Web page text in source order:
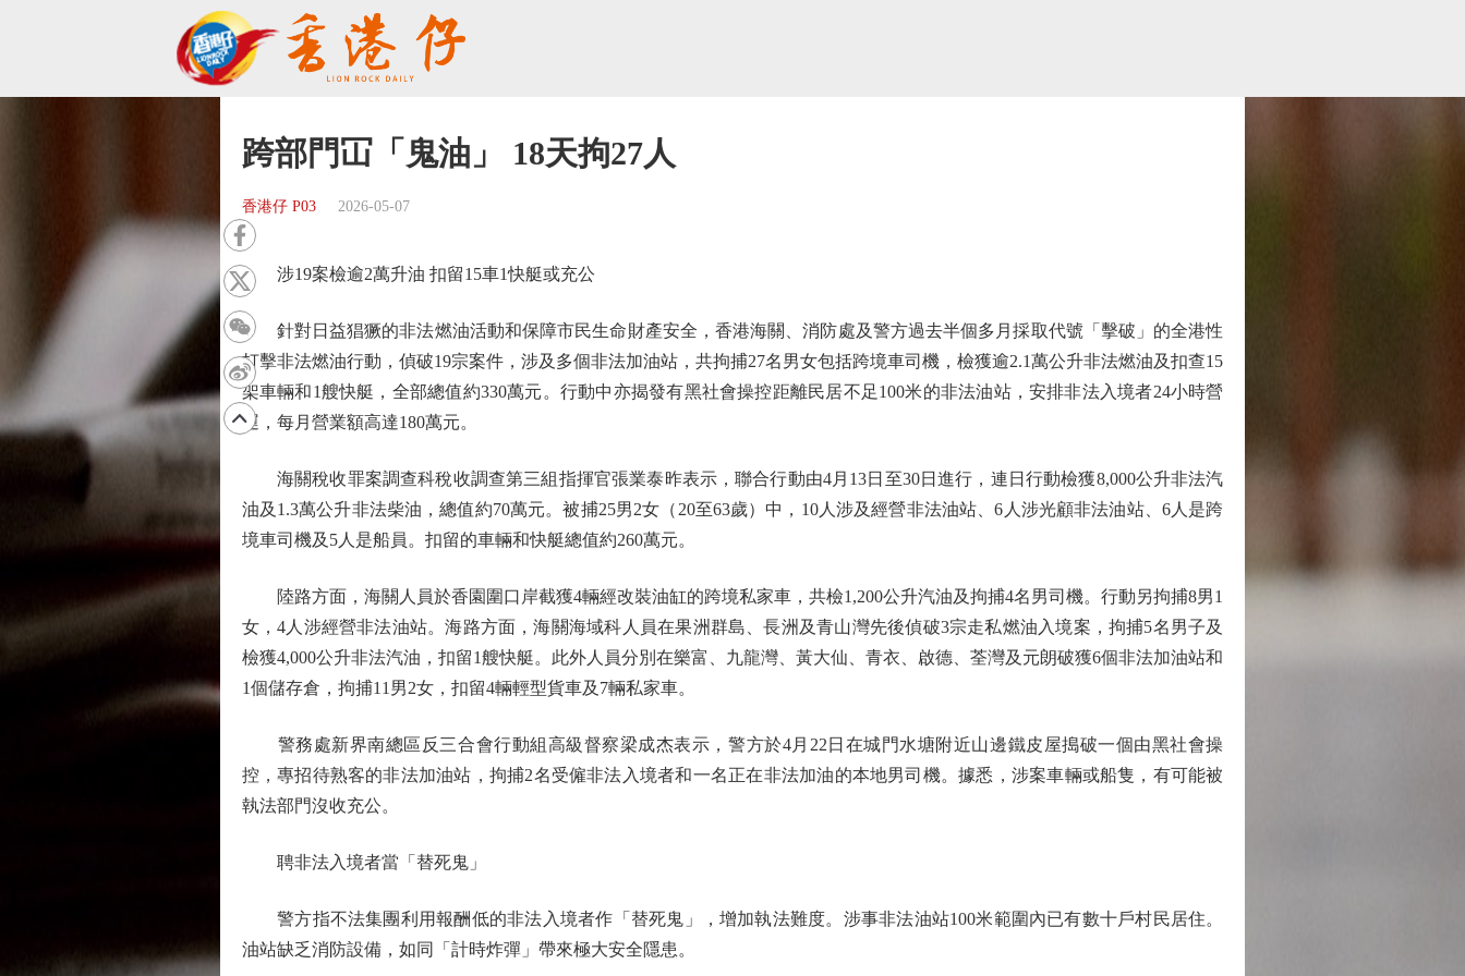
跨部門冚「鬼油」 18天拘27人
香港仔 P03 2026-05-07
涉19案檢逾2萬升油 扣留15車1快艇或充公
針對日益猖獗的非法燃油活動和保障市民生命財產安全，香港海關、消防處及警方過去半個多月採取代號「擊破」的全港性
打擊非法燃油行動，偵破19宗案件，涉及多個非法加油站，共拘捕27名男女包括跨境車司機，檢獲逾2.1萬公升非法燃油及扣查15
架車輛和1艘快艇，全部總值約330萬元。行動中亦揭發有黑社會操控距離民居不足100米的非法油站，安排非法入境者24小時營
運，每月營業額高達180萬元。
海關稅收罪案調查科稅收調查第三組指揮官張業泰昨表示，聯合行動由4月13日至30日進行，連日行動檢獲8,000公升非法汽
油及1.3萬公升非法柴油，總值約70萬元。被捕25男2女（20至63歲）中，10人涉及經營非法油站、6人涉光顧非法油站、6人是跨
境車司機及5人是船員。扣留的車輛和快艇總值約260萬元。
陸路方面，海關人員於香園圍口岸截獲4輛經改裝油缸的跨境私家車，共檢1,200公升汽油及拘捕4名男司機。行動另拘捕8男1
女，4人涉經營非法油站。海路方面，海關海域科人員在果洲群島、長洲及青山灣先後偵破3宗走私燃油入境案，拘捕5名男子及
檢獲4,000公升非法汽油，扣留1艘快艇。此外人員分別在樂富、九龍灣、黃大仙、青衣、啟德、荃灣及元朗破獲6個非法加油站和
1個儲存倉，拘捕11男2女，扣留4輛輕型貨車及7輛私家車。
警務處新界南總區反三合會行動組高級督察梁成杰表示，警方於4月22日在城門水塘附近山邊鐵皮屋搗破一個由黑社會操
控，專招待熟客的非法加油站，拘捕2名受僱非法入境者和一名正在非法加油的本地男司機。據悉，涉案車輛或船隻，有可能被
執法部門沒收充公。
聘非法入境者當「替死鬼」
警方指不法集團利用報酬低的非法入境者作「替死鬼」，增加執法難度。涉事非法油站100米範圍內已有數十戶村民居住。
油站缺乏消防設備，如同「計時炸彈」帶來極大安全隱患。